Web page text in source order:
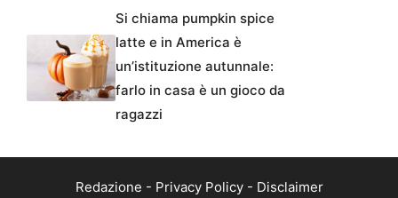
Si chiama pumpkin spice
latte e in America è
un’istituzione autunnale:
farlo in casa è un gioco da
ragazzi
Redazione - Privacy Policy- Disclaimer